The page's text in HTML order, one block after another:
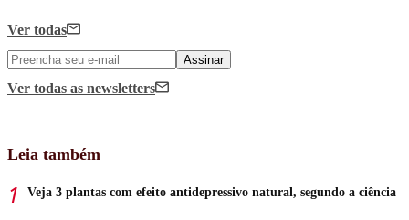
Ver todas
Assinar
Ver todas as newsletters
Leia também
Veja 3 plantas com efeito antidepressivo natural, segundo a ciência